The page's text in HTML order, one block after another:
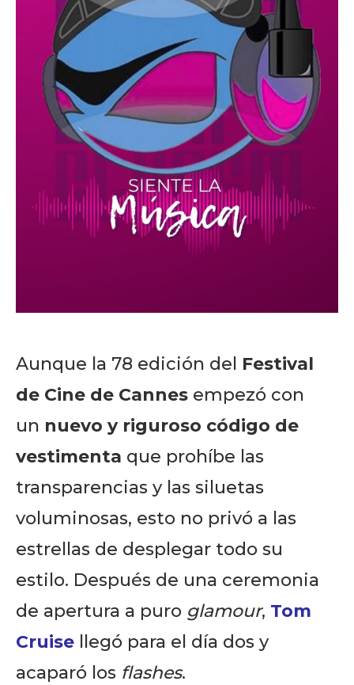
Aunque la 78 edición del Festival
de Cine de Cannes empezó con
un nuevo y riguroso código de
vestimenta que prohíbe las
transparencias y las siluetas
voluminosas, esto no privó a las
estrellas de desplegar todo su
estilo. Después de una ceremonia
de apertura a puro glamour, Tom
Cruise llegó para el día dos y
acaparó los flashes.